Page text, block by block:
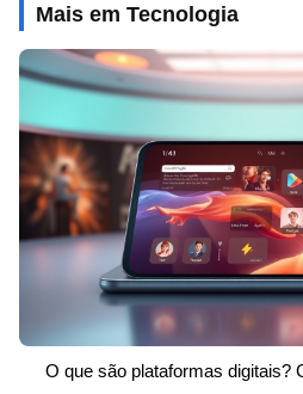
Mais em Tecnologia
O que são plataformas digitais?